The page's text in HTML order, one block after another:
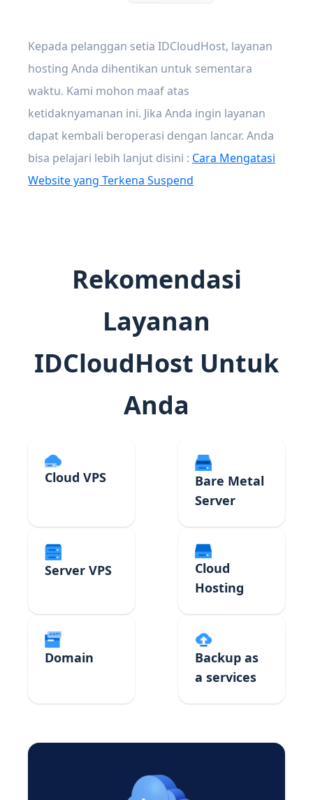
Kepada pelanggan setia IDCloudHost, layanan
hosting Anda dihentikan untuk sementara
waktu. Kami mohon maaf atas
ketidaknyamanan ini. Jika Anda ingin layanan
dapat kembali beroperasi dengan lancar. Anda
bisa pelajari lebih lanjut disini : Cara Mengatasi
Website yang Terkena Suspend
Rekomendasi
Layanan
IDCloudHost Untuk
Anda
Cloud VPS
Bare Metal
Server
Server VPS
Cloud
Hosting
Domain
Backup as
a services